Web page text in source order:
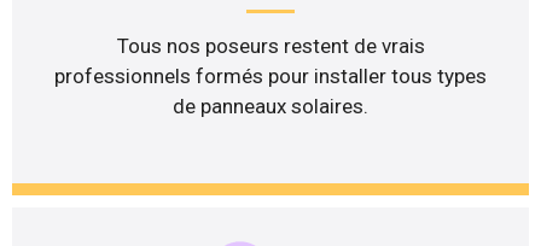
Tous nos poseurs restent de vrais
professionnels formés pour installer tous types
de panneaux solaires.